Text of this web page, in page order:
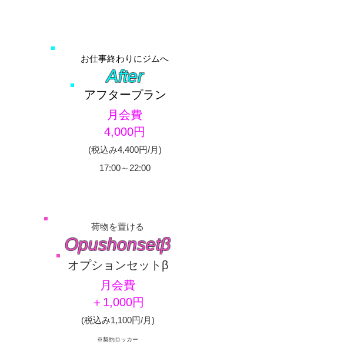
お仕事終わりにジムへ
After
アフタープラン
​月会費
4,000円
​(税込み4,400円/月)
17:00～22:00
荷物を置ける
Opushonsetβ
​オプションセットβ
​月会費
＋1,000円
​(税込み1,100円/月)
※契約ロッカー